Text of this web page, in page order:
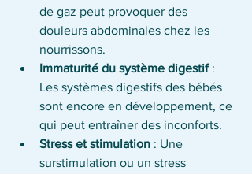
de gaz peut provoquer des
douleurs abdominales chez les
nourrissons.
Immaturité du système digestif :
Les systèmes digestifs des bébés
sont encore en développement, ce
qui peut entraîner des inconforts.
Stress et stimulation : Une
surstimulation ou un stress